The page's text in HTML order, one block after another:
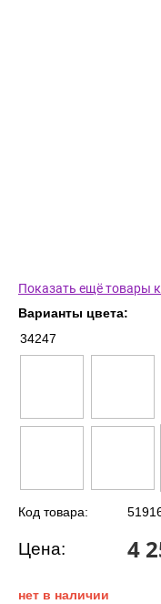
Показать ещё товары
Варианты цвета:
34247
Код товара:
Цена: 4
нет в наличии